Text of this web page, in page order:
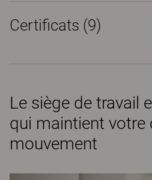
Certificats (9)
Le siège de travail
qui maintient votre
mouvement